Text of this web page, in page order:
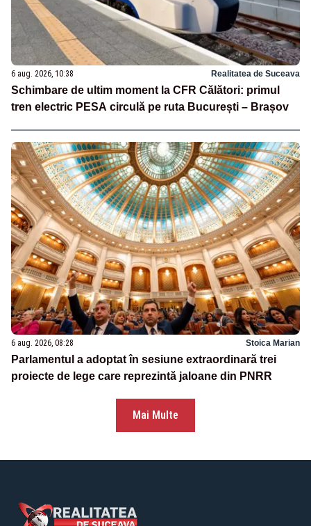
6 aug. 2026, 10:38 Realitatea de Suceava
Schimbare de ultim moment la CFR Călători: primul
tren electric PESA circulă pe ruta București – Brașov
6 aug. 2026, 08:28 Stoica Marian
Parlamentul a adoptat în sesiune extraordinară trei
proiecte de lege care reprezintă jaloane din PNRR
Mai Multe